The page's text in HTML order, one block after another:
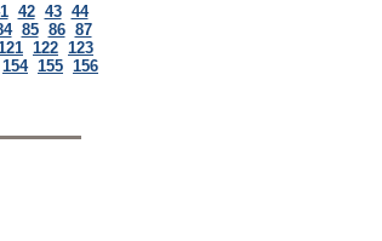
42 43 44
85 86 87
122 123
154 155 156